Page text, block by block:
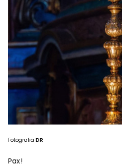
Fotografia DR
Pax!